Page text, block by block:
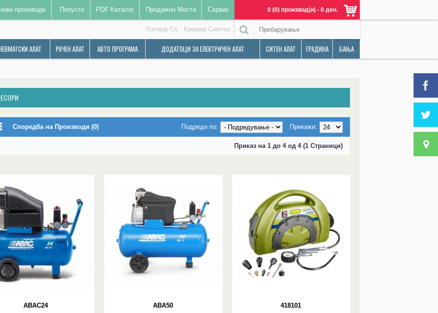
производи Попусти PDF Каталог Продажни Места Сервис 0 (0) производ(и) - 0 ден.
Логирај Се Креирај Сметка
АЛАТ РАЧЕН АЛАТ АВТО ПРОГРАМА ДОДАТОЦИ ЗА ЕЛЕКТРИЧЕН АЛАТ СИТЕН АЛАТ ГРАДИНА БАЊА
Споредба на Производи (0) Прикажи:
Подреди по:
Приказ на 1 до 4 од 4 (1 Страници)
ABAC24 ABA50 418101